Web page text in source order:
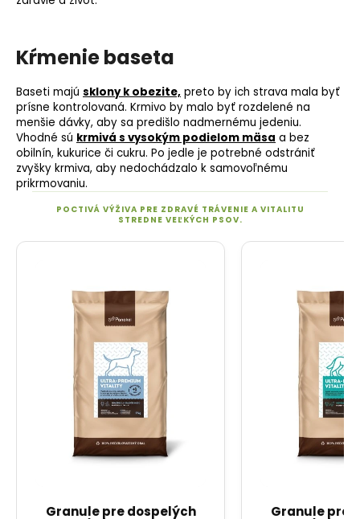
Kŕmenie baseta
Baseti majú sklony k obezite, preto by ich strava mala byť
prísne kontrolovaná. Krmivo by malo byť rozdelené na
menšie dávky, aby sa predišlo nadmernému jedeniu.
Vhodné sú krmivá s vysokým podielom mäsa a bez
obilnín, kukurice či cukru. Po jedle je potrebné odstrániť
zvyšky krmiva, aby nedochádzalo k samovoľnému
prikrmovaniu.